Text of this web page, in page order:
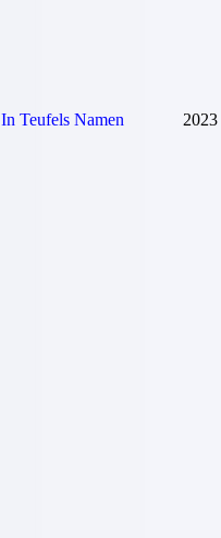
In Teufels Namen 2023